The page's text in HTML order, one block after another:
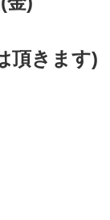
頂きます)